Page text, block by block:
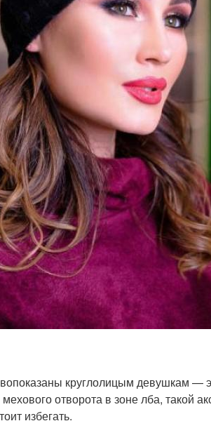
круглолицым девушкам —
отворота в зоне лба, такой
избегать.